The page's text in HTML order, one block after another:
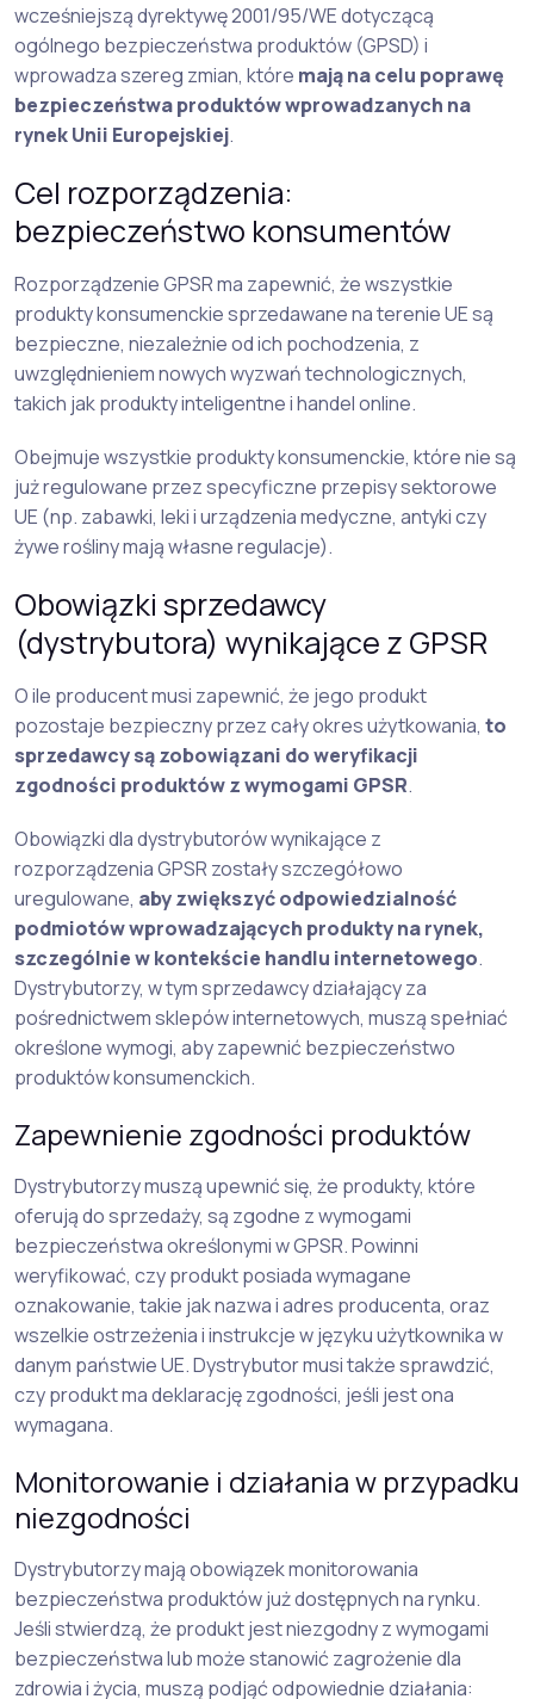
wcześniejszą dyrektywę 2001/95/WE dotyczącą
ogólnego bezpieczeństwa produktów (GPSD) i
wprowadza szereg zmian, które mają na celu poprawę
bezpieczeństwa produktów wprowadzanych na
rynek Unii Europejskiej.
Cel rozporządzenia:
bezpieczeństwo konsumentów
Rozporządzenie GPSR ma zapewnić, że wszystkie
produkty konsumenckie sprzedawane na terenie UE są
bezpieczne, niezależnie od ich pochodzenia, z
uwzględnieniem nowych wyzwań technologicznych,
takich jak produkty inteligentne i handel online.
Obejmuje wszystkie produkty konsumenckie, które nie są
już regulowane przez specyficzne przepisy sektorowe
UE (np. zabawki, leki i urządzenia medyczne, antyki czy
żywe rośliny mają własne regulacje).
Obowiązki sprzedawcy
(dystrybutora) wynikające z GPSR
O ile producent musi zapewnić, że jego produkt
pozostaje bezpieczny przez cały okres użytkowania, to
sprzedawcy są zobowiązani do weryfikacji
zgodności produktów z wymogami GPSR.
Obowiązki dla dystrybutorów wynikające z
rozporządzenia GPSR zostały szczegółowo
uregulowane, aby zwiększyć odpowiedzialność
podmiotów wprowadzających produkty na rynek,
szczególnie w kontekście handlu internetowego.
Dystrybutorzy, w tym sprzedawcy działający za
pośrednictwem sklepów internetowych, muszą spełniać
określone wymogi, aby zapewnić bezpieczeństwo
produktów konsumenckich.
Zapewnienie zgodności produktów
Dystrybutorzy muszą upewnić się, że produkty, które
oferują do sprzedaży, są zgodne z wymogami
bezpieczeństwa określonymi w GPSR. Powinni
weryfikować, czy produkt posiada wymagane
oznakowanie, takie jak nazwa i adres producenta, oraz
wszelkie ostrzeżenia i instrukcje w języku użytkownika w
danym państwie UE. Dystrybutor musi także sprawdzić,
czy produkt ma deklarację zgodności, jeśli jest ona
wymagana.
Monitorowanie i działania w przypadku
niezgodności
Dystrybutorzy mają obowiązek monitorowania
bezpieczeństwa produktów już dostępnych na rynku.
Jeśli stwierdzą, że produkt jest niezgodny z wymogami
bezpieczeństwa lub może stanowić zagrożenie dla
zdrowia i życia, muszą podjąć odpowiednie działania: